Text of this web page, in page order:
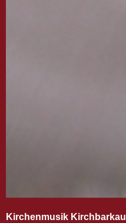
Kirchenmusik Kirchbarkau